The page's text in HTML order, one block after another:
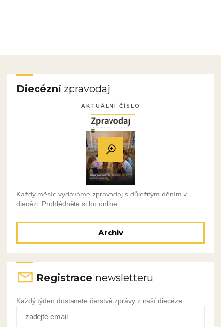
Diecéznízpravodaj
AKTUÁLNÍ ČÍSLO
Každý měsíc vydáváme zpravodaj s důležitým děním v
diecézi. Prohlédněte si ho online.
Archiv
Registrace newsletteru
Každý týden dostanete čerstvé zprávy z naší diecéze.